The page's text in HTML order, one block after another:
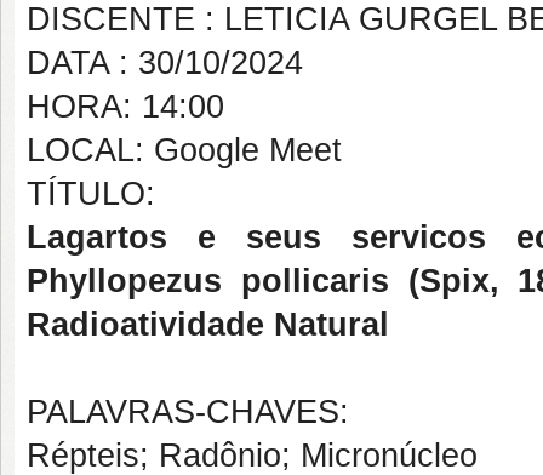
DISCENTE : LETICIA GURGEL
DATA : 30/10/2024
HORA: 14:00
LOCAL: Google Meet
TÍTULO:
Lagartos e seus servicos
Phyllopezus pollicaris (Spix,
Radioatividade Natural
PALAVRAS-CHAVES:
Répteis; Radônio; Micronúcleo